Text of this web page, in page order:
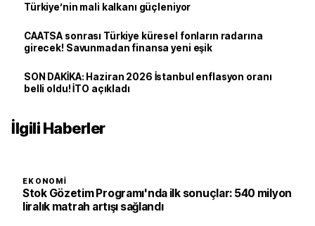
Türkiye’nin mali kalkanı güçleniyor
CAATSA sonrası Türkiye küresel fonların radarına
girecek! Savunmadan finansa yeni eşik
SON DAKİKA: Haziran 2026 İstanbul enflasyon oranı
belli oldu! İTO açıkladı
İlgili Haberler
EKONOMI
Stok Gözetim Programı'nda ilk sonuçlar: 540 milyon
liralık matrah artışı sağlandı